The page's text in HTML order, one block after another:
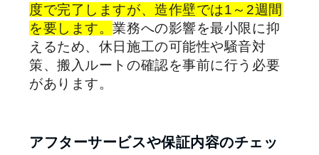
度で完了しますが、造作壁では1～2週間
を要します。業務への影響を最小限に抑
えるため、休日施工の可能性や騒音対
策、搬入ルートの確認を事前に行う必要
があります。
アフターサービスや保証内容のチェッ